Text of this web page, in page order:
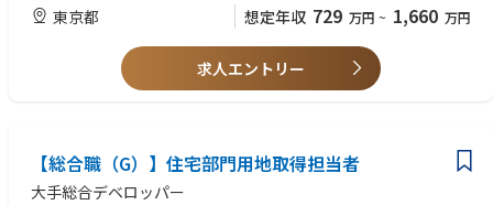
【求める人物タイプ】
■用地取得業務をやってみたいと思っている方
■主体的に考え、自ら行動できる方
■自分の考えを発信し、周りを巻き込んで推進できる方
東京都 想定年収 729 万円 ~ 1,660 万円
求人エントリー
【総合職（G）】住宅部門用地取得担当者
大手総合デベロッパー